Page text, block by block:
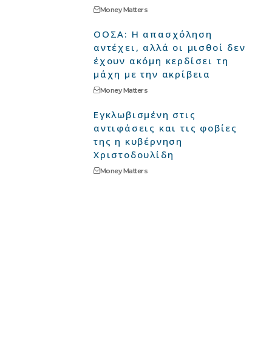
Money Matters
ΟΟΣΑ: Η απασχόληση
αντέχει, αλλά οι μισθοί δεν
έχουν ακόμη κερδίσει τη
μάχη με την ακρίβεια
Money Matters
Εγκλωβισμένη στις
αντιφάσεις και τις φοβίες
της η κυβέρνηση
Χριστοδουλίδη
Money Matters